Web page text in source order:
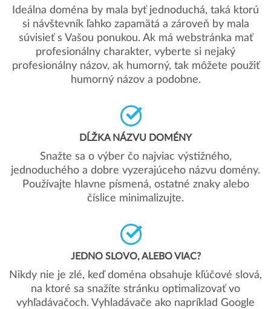
Ideálna doména by mala byť jednoduchá, taká ktorú
si návštevník ľahko zapamätá a zároveň by mala
súvisieť s Vašou ponukou. Ak má webstránka mať
profesionálny charakter, vyberte si nejaký
profesionálny názov, ak humorný, tak môžete použiť
humorný názov a podobne.
DĹŽKA NÁZVU DOMÉNY
Snažte sa o výber čo najviac výstižného,
jednoduchého a dobre vyzerajúceho názvu domény.
Používajte hlavne písmená, ostatné znaky alebo
číslice minimalizujte.
JEDNO SLOVO, ALEBO VIAC?
Nikdy nie je zlé, keď doména obsahuje kľúčové slová,
na ktoré sa snažíte stránku optimalizovať vo
vyhľadávačoch. Vyhladávače ako napríklad Google